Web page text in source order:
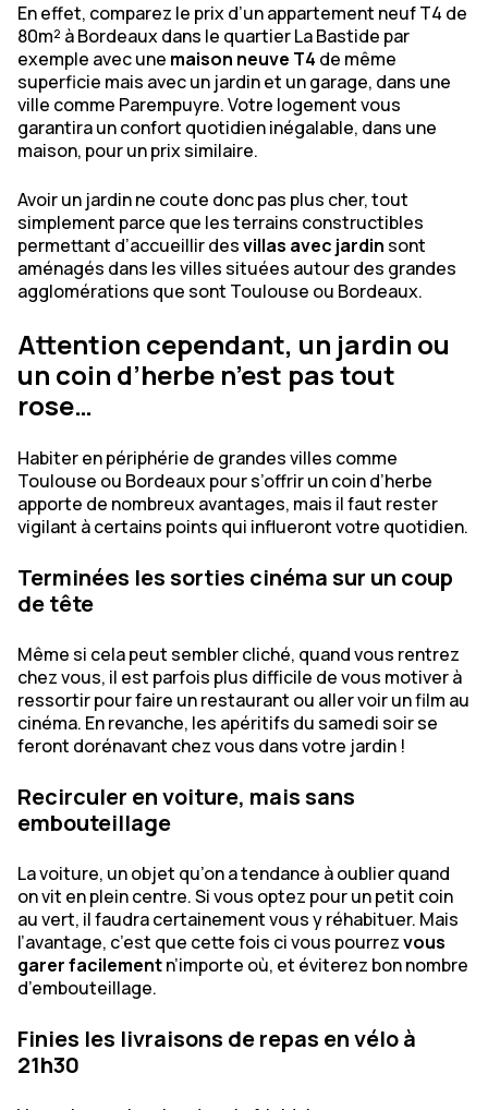
En effet, comparez le prix d’un appartement neuf T4 de
80m² à Bordeaux dans le quartier La Bastide par
exemple avec une maison neuve T4 de même
superficie mais avec un jardin et un garage, dans une
ville comme Parempuyre. Votre logement vous
garantira un confort quotidien inégalable, dans une
maison, pour un prix similaire.
Avoir un jardin ne coute donc pas plus cher, tout
simplement parce que les terrains constructibles
permettant d’accueillir desvillas avec jardinsont
aménagés dans les villes situées autour des grandes
agglomérations que sont Toulouse ou Bordeaux.
Attention cependant, un jardin ou
un coin d’herbe n’est pas tout
rose…
Habiter en périphérie de grandes villes comme
Toulouse ou Bordeaux pour s’offrir un coin d’herbe
apporte de nombreux avantages, mais il faut rester
vigilant à certains points qui influeront votre quotidien.
Terminées les sorties cinéma sur un coup
de tête
Même si cela peut sembler cliché, quand vous rentrez
chez vous, il est parfois plus difficile de vous motiver à
ressortir pour faire un restaurant ou aller voir un film au
cinéma. En revanche, les apéritifs du samedi soir se
feront dorénavant chez vous dans votre jardin !
Recirculer en voiture, mais sans
embouteillage
La voiture, un objet qu’on a tendance à oublier quand
on vit en plein centre. Si vous optez pour un petit coin
au vert, il faudra certainement vous y réhabituer. Mais
l’avantage, c’est que cette fois ci vous pourrezvous
garer facilementn’importe où, et éviterez bon nombre
d’embouteillage.
Finies les livraisons de repas en vélo à
21h30